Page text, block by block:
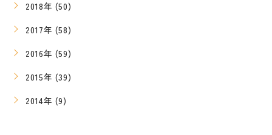
2018年 (50)
2017年 (58)
2016年 (59)
2015年 (39)
2014年 (9)